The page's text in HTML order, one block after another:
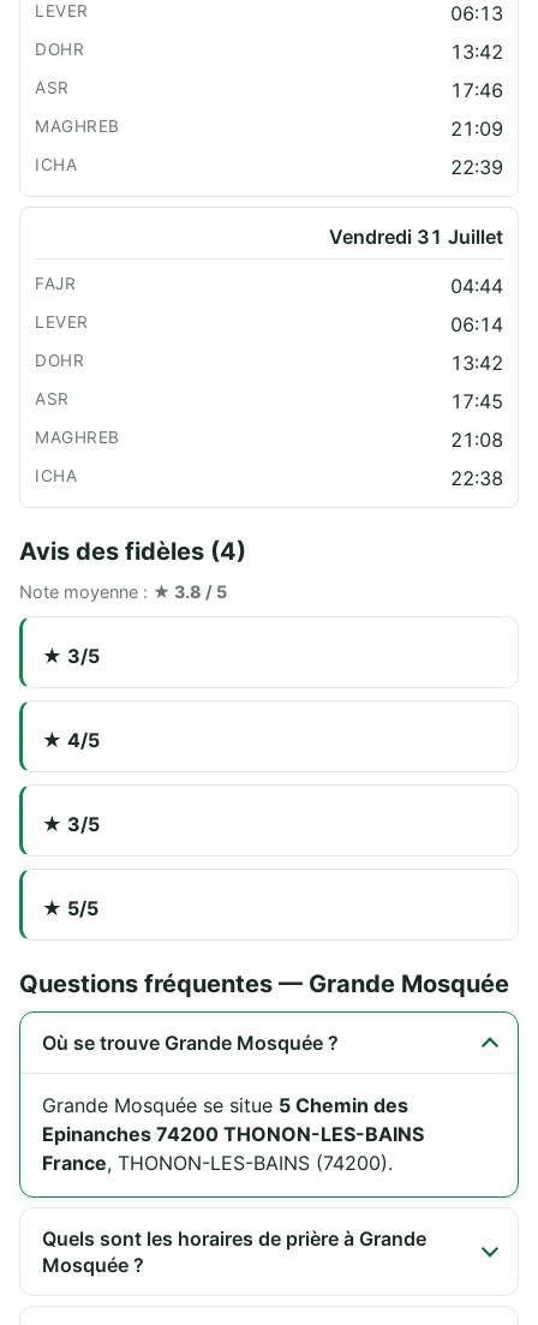
06:13
13:42
17:46
21:09
22:39
Vendredi 31 Juillet
04:44
06:14
13:42
17:45
21:08
22:38
Avis des fidèles (4)
Note moyenne : ★ 3.8 / 5
★ 3/5
★ 4/5
★ 3/5
★ 5/5
Questions fréquentes — Grande Mosquée
Où se trouve Grande Mosquée ?
Grande Mosquée se situe 5 Chemin des
Epinanches 74200 THONON-LES-BAINS
France, THONON-LES-BAINS (74200).
Quels sont les horaires de prière à Grande
Mosquée ?